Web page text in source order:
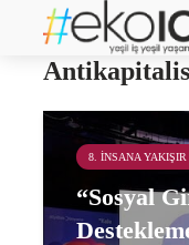
COVID-19
8. İNSANA
“Sosyal